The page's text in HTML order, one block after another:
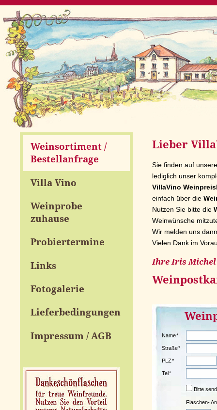
Weinsortiment /
Bestellanfrage
Villa Vino
Weinprobe
zuhause
Probiertermine
Links
Fotogalerie
Lieferbedingungen
Impressum / AGB
Lieber
Sie finden auf
lediglich unser
VillaVino
einfach über die
Nutzen Sie bitte die
Weinwünsche
Wir melden uns
Vielen Dank im
Ihre Iris Michel
Name*
Straße*
PLZ*
Tel*
Bitte
Flaschen-